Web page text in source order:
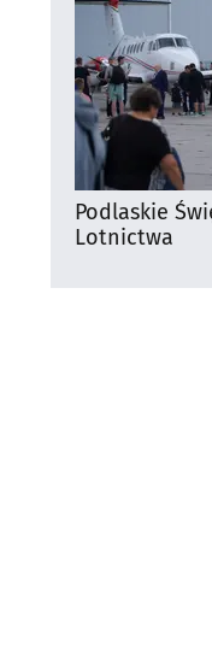
Podlaskie
Lotnictwa